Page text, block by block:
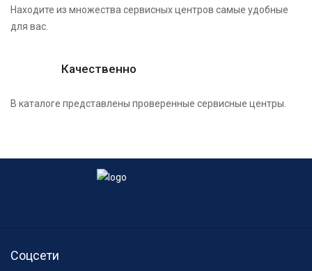
Находите из множества сервисных центров самые удобные
для вас.
Качественно
В каталоге представлены проверенные сервисные центры.
Соцсети